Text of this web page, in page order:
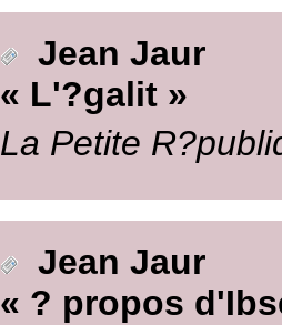
Jean Jaur
« L'?galit »
La Petite
Jean Jaur
« ? propos